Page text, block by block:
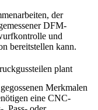
der
DFM-
und
bereitstellen kann.
plant
Merkmalen
eine CNC-